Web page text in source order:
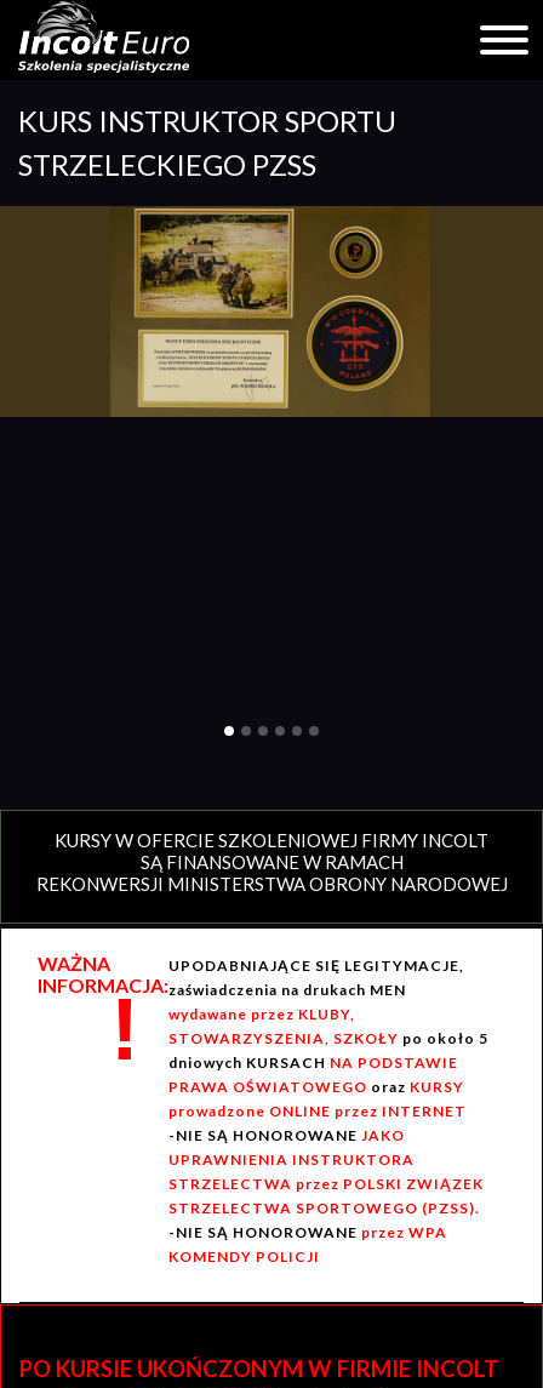
content
KURS INSTRUKTOR SPORTU
STRZELECKIEGO PZSS
KURSY W OFERCIE SZKOLENIOWEJ FIRMY INCOLT
SĄ FINANSOWANE W RAMACH
REKONWERSJI MINISTERSTWA OBRONY NARODOWEJ
WAŻNA
INFORMACJA:
!
UPODABNIAJĄCE SIĘ LEGITYMACJE,
zaświadczenia na drukach MEN
wydawane przez KLUBY,
STOWARZYSZENIA, SZKOŁY po około 5
dniowych KURSACH NA PODSTAWIE
PRAWA OŚWIATOWEGO oraz KURSY
prowadzone ONLINE przez INTERNET
-NIE SĄ HONOROWANE JAKO
UPRAWNIENIA INSTRUKTORA
STRZELECTWA przez POLSKI ZWIĄZEK
STRZELECTWA SPORTOWEGO (PZSS).
-NIE SĄ HONOROWANE przez WPA
KOMENDY POLICJI
PO KURSIE UKOŃCZONYM W FIRMIE INCOLT